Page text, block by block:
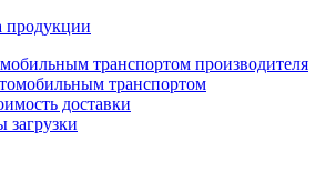
продукции
транспортом производителя
транспортом
доставки
загрузки